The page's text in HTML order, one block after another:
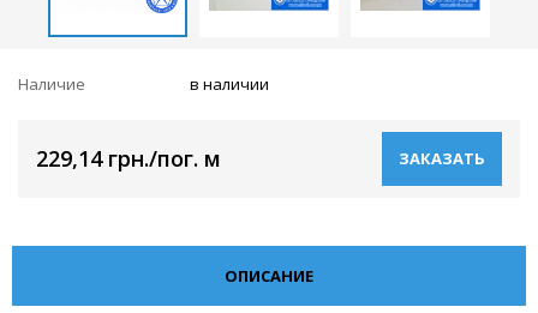
Наличие в наличии
229,14 грн./пог. м ЗАКАЗАТЬ
ОПИСАНИЕ